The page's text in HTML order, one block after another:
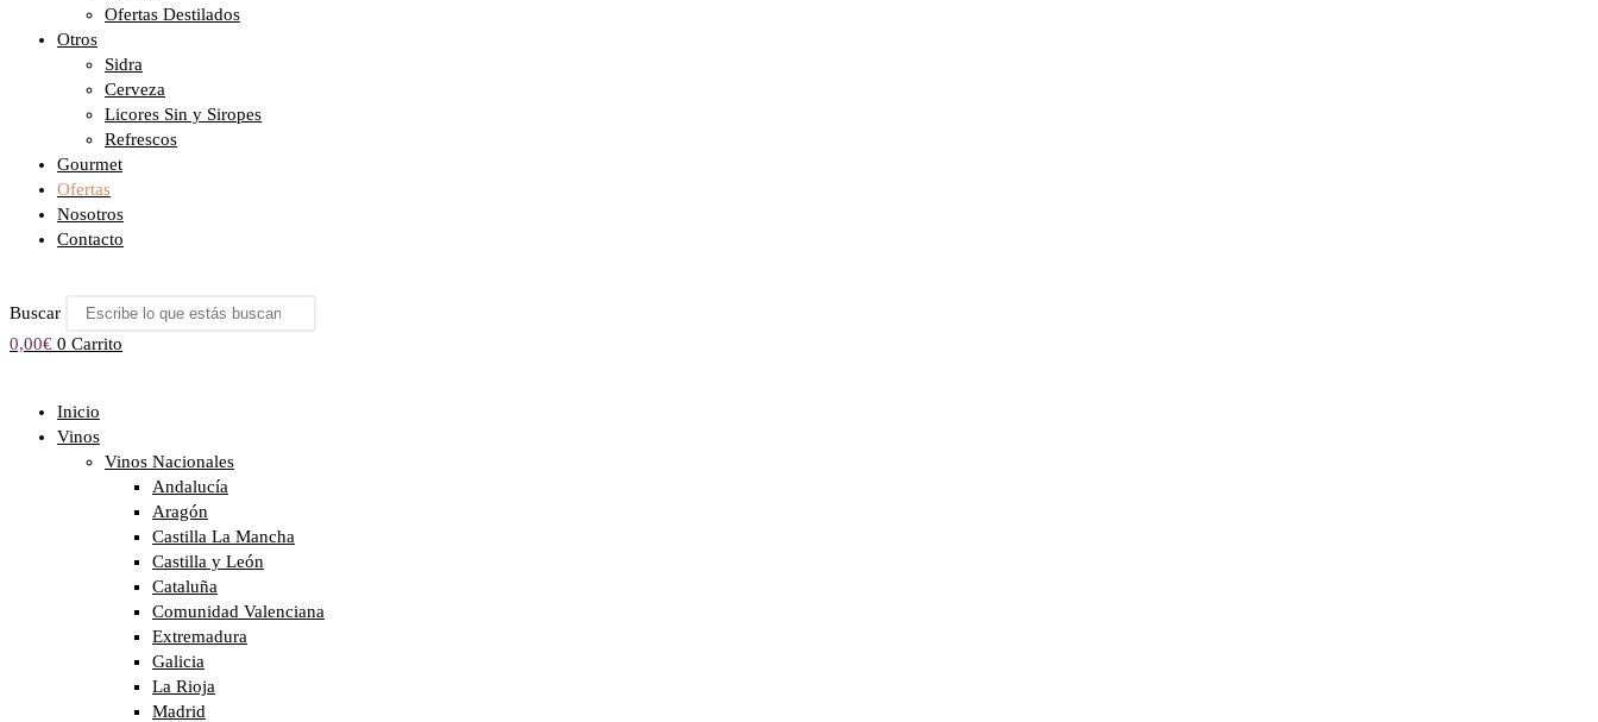
Ofertas Destilados
Otros
Sidra
Cerveza
Licores Sin y Siropes
Refrescos
Gourmet
Ofertas
Nosotros
Contacto
Buscar
0,00€ 0 Carrito
Inicio
Vinos
Vinos Nacionales
Andalucía
Aragón
Castilla La Mancha
Castilla y León
Cataluña
Comunidad Valenciana
Extremadura
Galicia
La Rioja
Madrid